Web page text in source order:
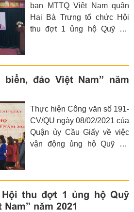
2022
ban MTTQ Việt Nam quận
Hai Bà Trưng tổ chức Hội
thu đợt 1 ủng hộ Quỹ “Vì
ban MTTQ Việt Nam quận
Hai Bà Trưng Trần Lưu Hoa
và các Phó Chủ tịch Ủy ban
thay mặt Ban Thường trực
Ủy ban MTTQ Việt Nam
Quận tiếp nhận số tiền ủng
hộ Quỹ từ đại diện cơ quan,
phường... thuộc quận.
đảo Việt Nam” năm
Thực hiện Công văn số 191-
CV/QU ngày 08/02/2021 của
Quận ủy Cầu Giấy về việc
vận động ủng hộ Quỹ “Vì
hoạch số 42/KH-MTTQ-BTT
ngày 09/02/2021 của ban
Thường trực Ủy ban MTTQ
thu đợt 1 ủng hộ Quỹ
năm 2021